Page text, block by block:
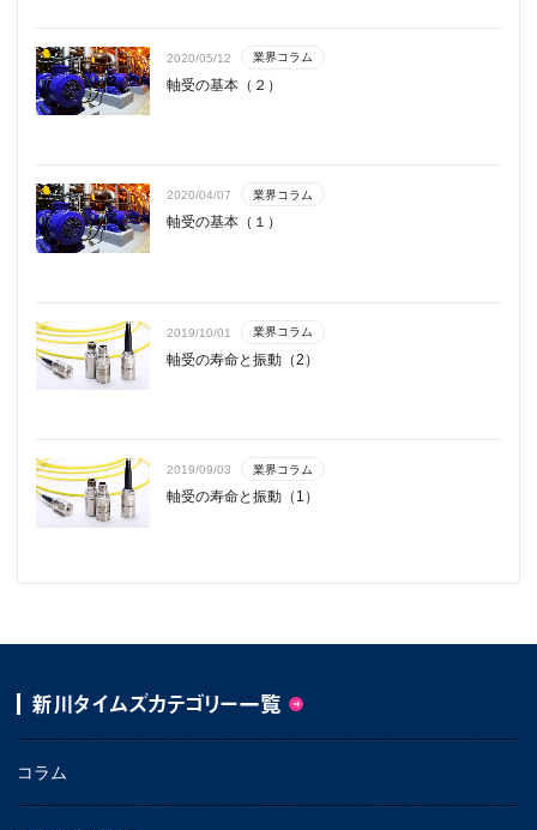
2020/05/12 業界コラム
軸受の基本（２）
2020/04/07 業界コラム
軸受の基本（１）
2019/10/01 業界コラム
軸受の寿命と振動（2）
2019/09/03 業界コラム
軸受の寿命と振動（1）
新川タイムズカテゴリー一覧
コラム